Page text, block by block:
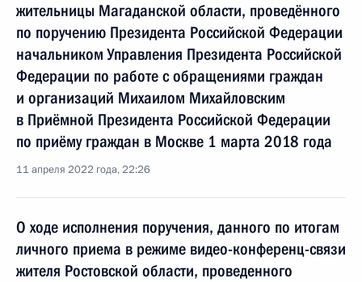
жительницы Магаданской области, проведённого
по поручению Президента Российской Федерации
начальником Управления Президента Российской
Федерации по работе с обращениями граждан
и организаций Михаилом Михайловским
в Приёмной Президента Российской Федерации
по приёму граждан в Москве 1 марта 2018 года
11 апреля 2022 года, 22:26
О ходе исполнения поручения, данного по итогам
личного приема в режиме видео-конференц-связи
жителя Ростовской области, проведенного